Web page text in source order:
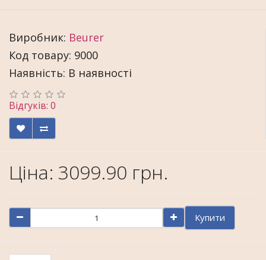
Виробник: Beurer
Код товару: 9000
Наявність: В наявності
Відгуків: 0
Ціна: 3099.90 грн.
Купити